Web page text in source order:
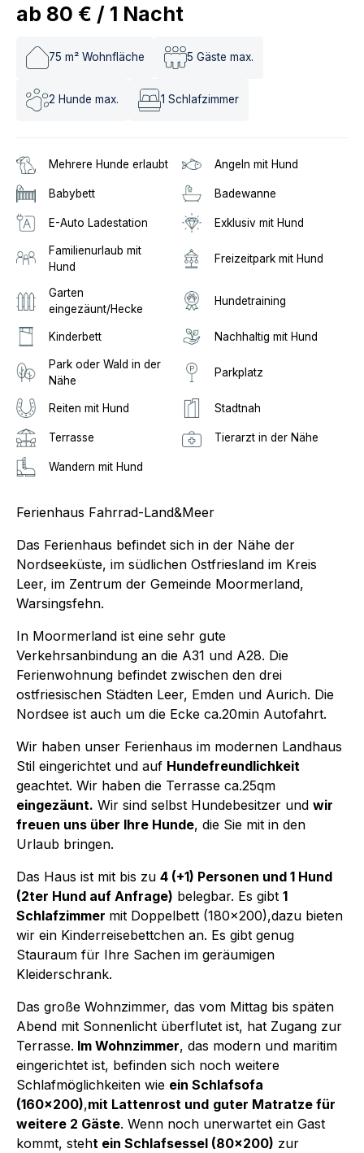
ab 80 € / 1 Nacht
75 m² Wohnfläche 5 Gäste max.
2 Hunde max. 1 Schlafzimmer
Mehrere Hunde erlaubt Angeln mit Hund
Babybett Badewanne
E-Auto Ladestation Exklusiv mit Hund
Familienurlaub mit
Hund
Freizeitpark mit Hund
Garten
eingezäunt/Hecke
Hundetraining
Kinderbett Nachhaltig mit Hund
Park oder Wald in der
Nähe
Parkplatz
Reiten mit Hund Stadtnah
Terrasse Tierarzt in der Nähe
Wandern mit Hund
Ferienhaus Fahrrad-Land&Meer
Das Ferienhaus befindet sich in der Nähe der
Nordseeküste, im südlichen Ostfriesland im Kreis
Leer, im Zentrum der Gemeinde Moormerland,
Warsingsfehn.
In Moormerland ist eine sehr gute
Verkehrsanbindung an die A31 und A28. Die
Ferienwohnung befindet zwischen den drei
ostfriesischen Städten Leer, Emden und Aurich. Die
Nordsee ist auch um die Ecke ca.20min Autofahrt.
Wir haben unser Ferienhaus im modernen Landhaus
Stil eingerichtet und auf Hundefreundlichkeit
geachtet. Wir haben die Terrasse ca.25qm
eingezäunt. Wir sind selbst Hundebesitzer und wir
freuen uns über Ihre Hunde, die Sie mit in den
Urlaub bringen.
Das Haus ist mit bis zu 4 (+1) Personen und 1 Hund
(2ter Hund auf Anfrage) belegbar. Es gibt 1
Schlafzimmer mit Doppelbett (180x200),dazu bieten
wir ein Kinderreisebettchen an. Es gibt genug
Stauraum für Ihre Sachen im geräumigen
Kleiderschrank.
Das große Wohnzimmer, das vom Mittag bis späten
Abend mit Sonnenlicht überflutet ist, hat Zugang zur
Terrasse. Im Wohnzimmer, das modern und maritim
eingerichtet ist, befinden sich noch weitere
Schlafmöglichkeiten wie ein Schlafsofa
(160x200),mit Lattenrost und guter Matratze für
weitere 2 Gäste. Wenn noch unerwartet ein Gast
kommt, steht ein Schlafsessel (80x200) zur